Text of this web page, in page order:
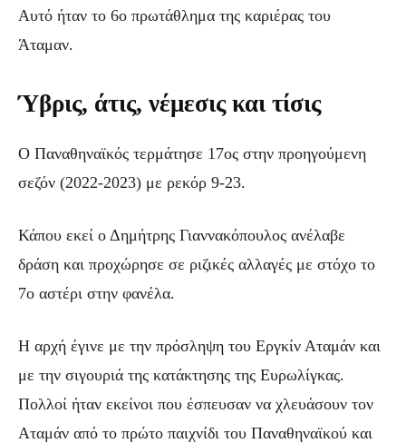
Αυτό ήταν το 6ο πρωτάθλημα της καριέρας του
Άταμαν.
Ύβρις, άτις, νέμεσις και τίσις
Ο Παναθηναϊκός τερμάτησε 17ος στην προηγούμενη
σεζόν (2022-2023) με ρεκόρ 9-23.
Κάπου εκεί ο Δημήτρης Γιαννακόπουλος ανέλαβε
δράση και προχώρησε σε ριζικές αλλαγές με στόχο το
7ο αστέρι στην φανέλα.
Η αρχή έγινε με την πρόσληψη του Εργκίν Αταμάν και
με την σιγουριά της κατάκτησης της Ευρωλίγκας.
Πολλοί ήταν εκείνοι που έσπευσαν να χλευάσουν τον
Αταμάν από το πρώτο παιχνίδι του Παναθηναϊκού και